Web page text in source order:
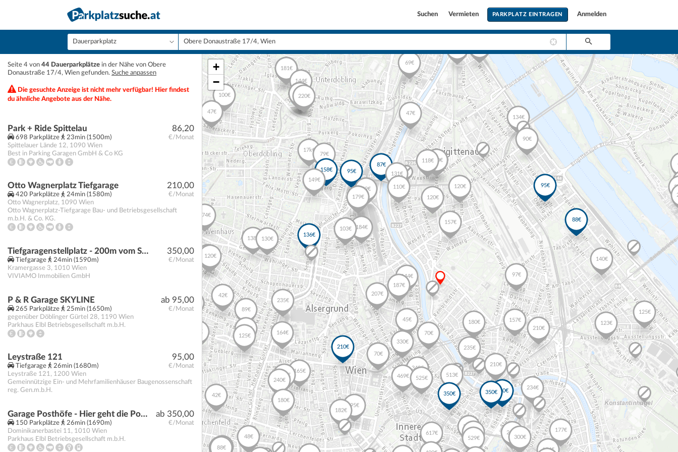
Suchen Vermieten PARKPLATZ EINTRAGEN Anmelden
Seite 4 von 44 Dauerparkplätze in der Nähe von Obere
Donaustraße 17/4, Wien gefunden. Suche anpassen
Die gesuchte Anzeige ist nicht mehr verfügbar! Hier findest
du ähnliche Angebote aus der Nähe.
86,20
€/Monat
Park + Ride Spittelau
698 Parkplätze
23min (1500m)
Spittelauer Lände 12, 1090 Wien
Best in Parking Garagen GmbH & Co KG
210,00
€/Monat
Otto Wagnerplatz Tiefgarage
420 Parkplätze
24min (1580m)
Otto Wagnerplatz, 1090 Wien
Otto Wagnerplatz-Tiefgarage Bau- und Betriebsgesellschaft
m.b.H. & Co. KG.
350,00
€/Monat
Tiefgaragenstellplatz - 200m vom Stephansplatz
Tiefgarage
24min (1590m)
Kramergasse 3, 1010 Wien
VIVIAMO Immobilien GmbH
ab 95,00
€/Monat
P & R Garage SKYLINE
265 Parkplätze
25min (1650m)
gegenüber Döblinger Gürtel 28, 1190 Wien
Parkhaus Elbl Betriebsgesellschaft m.b.H.
95,00
€/Monat
Leystraße 121
Tiefgarage
26min (1680m)
Leystraße 121, 1200 Wien
Gemeinnützige Ein- und Mehrfamilienhäuser Baugenossenschaft
reg. Gen.m.b.H.
ab 350,00
€/Monat
Garage Posthöfe - Hier geht die Post ab!
150 Parkplätze
26min (1690m)
Dominikanerbastei 11, 1010 Wien
Parkhaus Elbl Betriebsgesellschaft m.b.H.
+
−